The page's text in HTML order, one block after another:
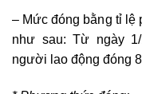
– Mức đóng bằng tỉ lệ
như sau: Từ ngày
người lao động đóng